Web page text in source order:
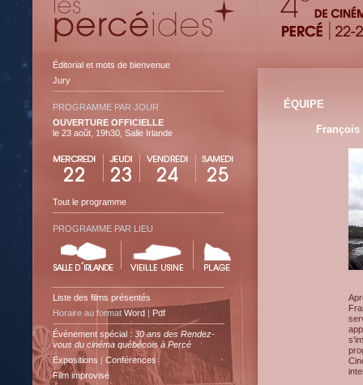
Éditorial et mots de bienvenue
Jury
PROGRAMME PAR JOUR
OUVERTURE OFFICIELLE
le 23 août, 19h30, Salle Irlande
Tout le programme
PROGRAMME PAR LIEU
Liste des films présentés
Horaire au formatWord|Pdf
Événement spécial : 30 ans des Rendez-
vous du cinéma québécois à Percé
Expositions|Conférences
Film improvisé
ÉQUIPE